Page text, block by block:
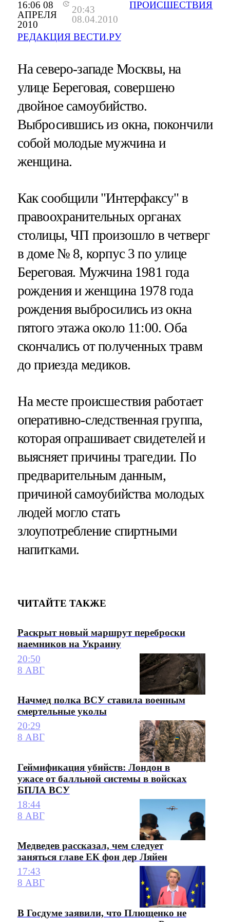
16:06 08
АПРЕЛЯ
2010
20:43
08.04.2010
РЕДАКЦИЯ ВЕСТИ.РУ
ПРОИСШЕСТВИЯ
На северо-западе Москвы, на
улице Береговая, совершено
двойное самоубийство.
Выбросившись из окна, покончили
собой молодые мужчина и
женщина.
Как сообщили "Интерфаксу" в
правоохранительных органах
столицы, ЧП произошло в четверг
в доме № 8, корпус 3 по улице
Береговая. Мужчина 1981 года
рождения и женщина 1978 года
рождения выбросились из окна
пятого этажа около 11:00. Оба
скончались от полученных травм
до приезда медиков.
На месте происшествия работает
оперативно-следственная группа,
которая опрашивает свидетелей и
выясняет причины трагедии. По
предварительным данным,
причиной самоубийства молодых
людей могло стать
злоупотребление спиртными
напитками.
ЧИТАЙТЕ ТАКЖЕ
Раскрыт новый маршрут переброски
наемников на Украину
20:50
8 АВГ
Начмед полка ВСУ ставила военным
смертельные уколы
20:29
8 АВГ
Геймификация убийств: Лондон в
ужасе от балльной системы в войсках
БПЛА ВСУ
18:44
8 АВГ
Медведев рассказал, чем следует
заняться главе ЕК фон дер Ляйен
17:43
8 АВГ
В Госдуме заявили, что Плющенко не